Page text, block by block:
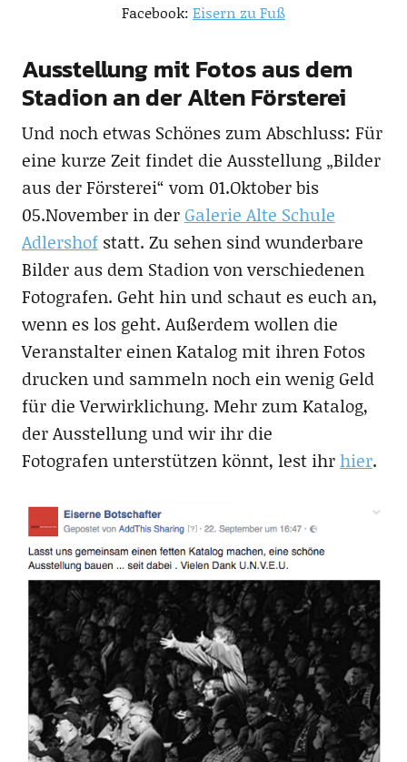
Facebook: Eisern zu Fuß
Ausstellung mit Fotos aus dem
Stadion an der Alten Försterei
Und noch etwas Schönes zum Abschluss: Für
eine kurze Zeit findet die Ausstellung „Bilder
aus der Försterei“ vom 01.Oktober bis
05.November in der Galerie Alte Schule
Adlershofstatt. Zu sehen sind wunderbare
Bilder aus dem Stadion von verschiedenen
Fotografen. Geht hin und schaut es euch an,
wenn es los geht. Außerdem wollen die
Veranstalter einen Katalog mit ihren Fotos
drucken und sammeln noch ein wenig Geld
für die Verwirklichung. Mehr zum Katalog,
der Ausstellung und wir ihr die
Fotografen unterstützen könnt, lest ihrhier.